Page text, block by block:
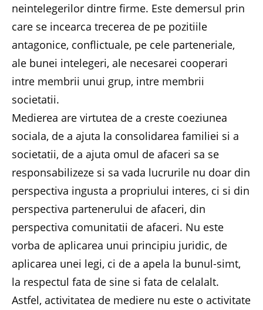
neintelegerilor dintre firme. Este demersul prin
care se incearca trecerea de pe pozitiile
antagonice, conflictuale, pe cele parteneriale,
ale bunei intelegeri, ale necesarei cooperari
intre membrii unui grup, intre membrii
societatii.
Medierea are virtutea de a creste coeziunea
sociala, de a ajuta la consolidarea familiei si a
societatii, de a ajuta omul de afaceri sa se
responsabilizeze si sa vada lucrurile nu doar din
perspectiva ingusta a propriului interes, ci si din
perspectiva partenerului de afaceri, din
perspectiva comunitatii de afaceri. Nu este
vorba de aplicarea unui principiu juridic, de
aplicarea unei legi, ci de a apela la bunul-simt,
la respectul fata de sine si fata de celalalt.
Astfel, activitatea de mediere nu este o activitate